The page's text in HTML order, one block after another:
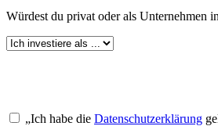
Würdest du privat oder als Unternehmen
„Ich habe die Datenschutzerklärung